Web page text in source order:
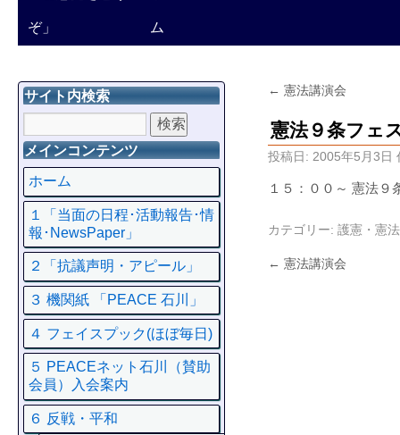
ぞ」 ム
← 憲法講演会
憲法９条フェ
投稿日: 2005年5月3日
１５：００～ 憲法９
カテゴリー: 護憲・憲
← 憲法講演会
サイト内検索
メインコンテンツ
ホーム
１「当面の日程･活動報告･情
報･NewsPaper」
２「抗議声明・アピール」
３ 機関紙 「PEACE 石川」
４ フェイスプック(ほぼ毎日)
５ PEACEネット石川（賛助
会員）入会案内
６ 反戦・平和